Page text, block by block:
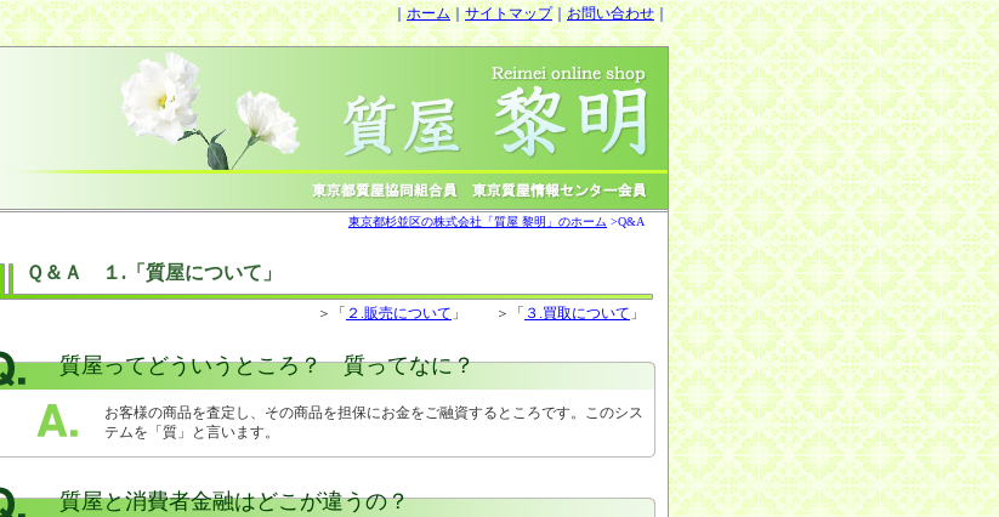
｜ホーム｜サイトマップ｜お問い合わせ｜
東京都杉並区の株式会社「質屋 黎明」のホーム >Q&A
Ｑ＆Ａ １.「質屋について」
＞「 ２.販売について 」 ＞「 ３.買取について 」
質屋ってどういうところ？ 質ってなに？
お客様の商品を査定し、その商品を担保にお金をご融資するところです。このシス
テムを「質」と言います。
質屋と消費者金融はどこが違うの？